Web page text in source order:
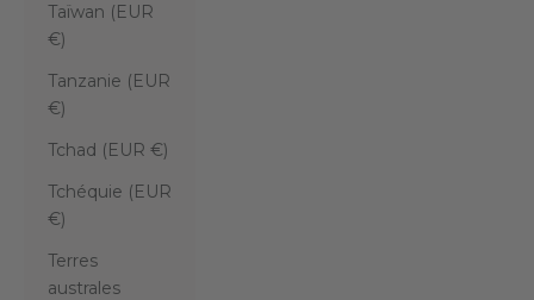
Taïwan (EUR
€)
Tanzanie (EUR
€)
Tchad (EUR €)
Tchéquie (EUR
€)
Terres
australes